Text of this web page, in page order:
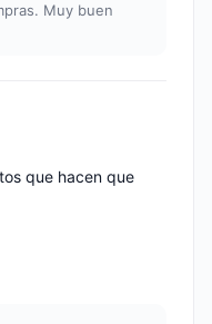
Muy buen
que hacen que